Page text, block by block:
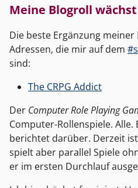
Meine Blogroll wächst
Die beste Ergänzung
Adressen, die mir auf dem
sind:
The CRPG Addict
Der Computer Role Playing
Computer-Rollenspiele. Alle.
berichtet darüber. Derzeit
spielt aber parallel Spiele
er im ersten Durchlauf